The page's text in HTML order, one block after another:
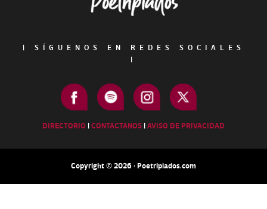
|
SÍGUENOS EN REDES SOCIALES
|
DIRECTORIO |CONTACTANOS |AVISO DE PRIVACIDAD
Copyright © 2026 · Poetripiados.com